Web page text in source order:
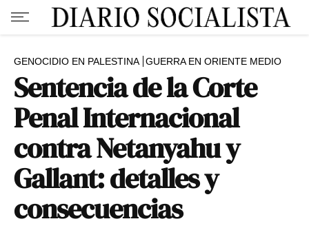
GENOCIDIO EN PALESTINA GUERRA EN ORIENTE MEDIO
Sentencia de la Corte
Penal Internacional
contra Netanyahu y
Gallant: detalles y
consecuencias